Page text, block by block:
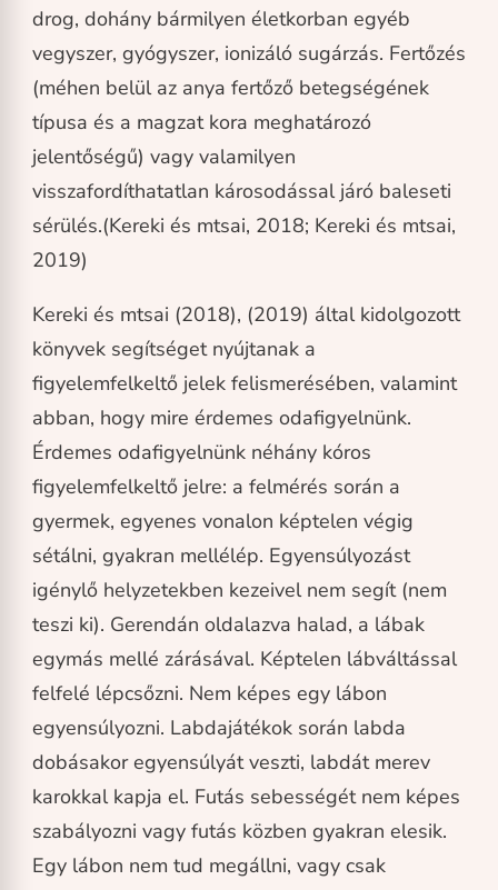
drog, dohány bármilyen életkorban egyéb
vegyszer, gyógyszer, ionizáló sugárzás. Fertőzés
(méhen belül az anya fertőző betegségének
típusa és a magzat kora meghatározó
jelentőségű) vagy valamilyen
visszafordíthatatlan károsodással járó baleseti
sérülés.(Kereki és mtsai, 2018; Kereki és mtsai,
2019)
Kereki és mtsai (2018), (2019) által kidolgozott
könyvek segítséget nyújtanak a
figyelemfelkeltő jelek felismerésében, valamint
abban, hogy mire érdemes odafigyelnünk.
Érdemes odafigyelnünk néhány kóros
figyelemfelkeltő jelre: a felmérés során a
gyermek, egyenes vonalon képtelen végig
sétálni, gyakran mellélép. Egyensúlyozást
igénylő helyzetekben kezeivel nem segít (nem
teszi ki). Gerendán oldalazva halad, a lábak
egymás mellé zárásával. Képtelen lábváltással
felfelé lépcsőzni. Nem képes egy lábon
egyensúlyozni. Labdajátékok során labda
dobásakor egyensúlyát veszti, labdát merev
karokkal kapja el. Futás sebességét nem képes
szabályozni vagy futás közben gyakran elesik.
Egy lábon nem tud megállni, vagy csak